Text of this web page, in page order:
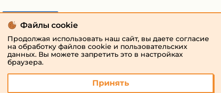
Файлы cookie
Продолжая использовать наш сайт, вы даете согласие
на обработку файлов cookie и пользовательских
данных. Вы можете запретить это в настройках
браузера.
Принять